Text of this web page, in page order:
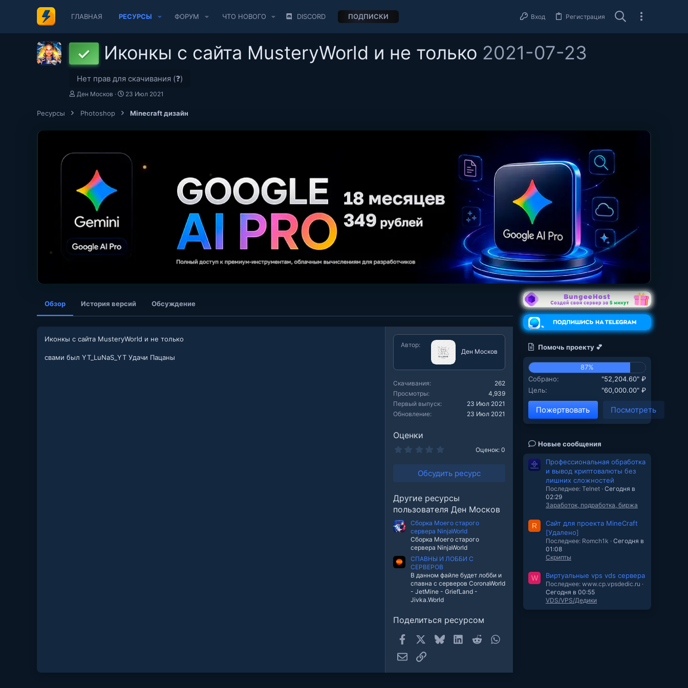
ГЛАВНАЯ РЕСУРСЫ ФОРУМ ЧТО НОВОГО DISCORD ПОДПИСКИ Вход Регистрация
✓ Иконкы с сайта MusteryWorld и не только 2021-07-23
Нет прав для скачивания (❓)
А
Ден Москов
Д
а
23 Июл 2021
Ресурсы Photoshop Minecraft дизайн
Обзор История версий Обсуждение
Иконкы с сайта MusteryWorld и не только
свами был YT_LuNaS_YT Удачи Пацаны
Автор
Ден Москов
Скачивания
262
Просмотры
4,939
Первый выпуск
23 Июл 2021
Обновление
23 Июл 2021
Оценки
0
з
з
д
Оценок: 0
Обсудить ресурс
Другие ресурсы
пользователя Ден Москов
Сборка Моего старого
сервера NinjaWorld
Сборка Моего старого
сервера NinjaWorld
СПАВНЫ И ЛОББИ С
СЕРВЕРОВ
В данном файле будет лобби и
спавна с серверов CoronaWorld
- JetMine - GriefLand -
Jivka.World
Поделиться ресурсом
Facebook Bluesky LinkedInReddit
Электронная почта
Ссылка
Помочь проекту 💕
87%
Собрано
"52,204.60" ₽
Цель
"60,000.00" ₽
Пожертвовать Посмотреть
Новые сообщения
Профессиональная обработка
и вывод криптовалюты без
лишних сложностей
Последнее: Telnet Сегодня в
02:29
Заработок, подработка, биржа
R
Сайт для проекта MineCraft
[Удалено]
Последнее: Romch1k
Сегодня в
01:08
Скрипты
W Виртуальные vps vds сервера
Последнее: www.cp.vpsdedic.ru
Сегодня в 00:55
VDS/VPS/Дедики